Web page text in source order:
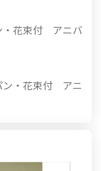
・花束付 アニバ
ン・花束付 アニ